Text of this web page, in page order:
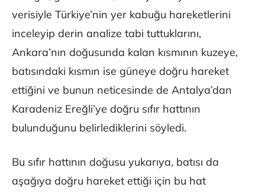
verisiyle Türkiye’nin yer kabuğu hareketlerini
inceleyip derin analize tabi tuttuklarını,
Ankara’nın doğusunda kalan kısmının kuzeye,
batısındaki kısmın ise güneye doğru hareket
ettiğini ve bunun neticesinde de Antalya’dan
Karadeniz Ereğli’ye doğru sıfır hattının
bulunduğunu belirlediklerini söyledi.
Bu sıfır hattının doğusu yukarıya, batısı da
aşağıya doğru hareket ettiği için bu hat